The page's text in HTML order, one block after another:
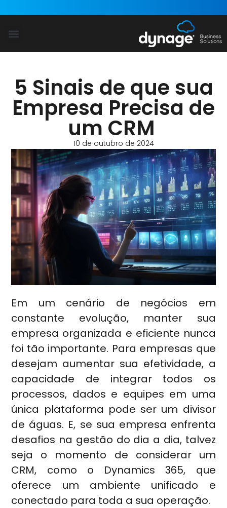
5 Sinais de que sua
Empresa Precisa de
um CRM
10 de outubro de 2024
Em um cenário de negócios em
constante evolução, manter sua
empresa organizada e eficiente nunca
foi tão importante. Para empresas que
desejam aumentar sua efetividade, a
capacidade de integrar todos os
processos, dados e equipes em uma
única plataforma pode ser um divisor
de águas. E, se sua empresa enfrenta
desafios na gestão do dia a dia, talvez
seja o momento de considerar um
CRM, como o Dynamics 365, que
oferece um ambiente unificado e
conectado para toda a sua operação.